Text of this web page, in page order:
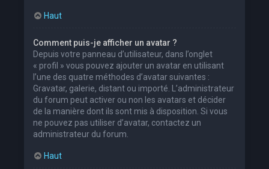
Haut
Comment puis-je afficher un avatar ?
Depuis votre panneau d’utilisateur, dans l’onglet
« profil » vous pouvez ajouter un avatar en utilisant
l’une des quatre méthodes d’avatar suivantes :
Gravatar, galerie, distant ou importé. L’administrateur
du forum peut activer ou non les avatars et décider
de la manière dont ils sont mis à disposition. Si vous
ne pouvez pas utiliser d’avatar, contactez un
administrateur du forum.
Haut